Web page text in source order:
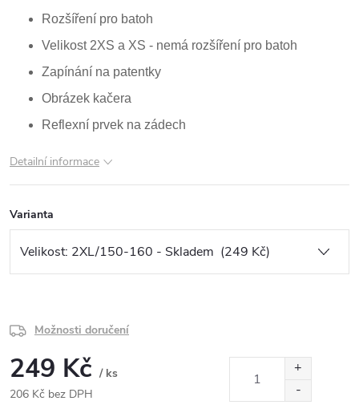
Rozšíření pro batoh
Velikost 2XS a XS - nemá rozšíření pro batoh
Zapínání na patentky
Obrázek kačera
Reflexní prvek na zádech
Detailní informace
Varianta
Možnosti doručení
249 Kč / ks
206 Kč bez DPH